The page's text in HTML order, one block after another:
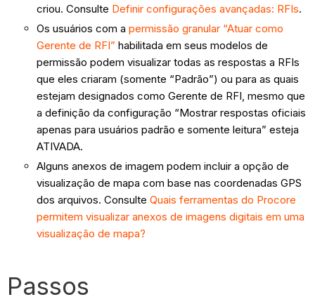
criou. Consulte Definir configurações avançadas: RFIs.
Os usuários com apermissão granular “Atuar como
Gerente de RFI” habilitada em seus modelos de
permissão podem visualizar todas as respostas a RFIs
que eles criaram (somente “Padrão”) ou para as quais
estejam designados como Gerente de RFI, mesmo que
a definição da configuração “Mostrar respostas oficiais
apenas para usuários padrão e somente leitura” esteja
ATIVADA.
Alguns anexos de imagem podem incluir a opção de
visualização de mapa com base nas coordenadas GPS
dos arquivos. ConsulteQuais ferramentas do Procore
permitem visualizar anexos de imagens digitais em uma
visualização de mapa?
Passos